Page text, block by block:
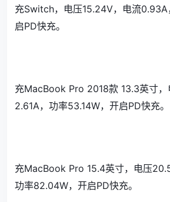
充Switch，电压15.24V，电流0.93A
启PD快充。
充MacBook Pro 2018款 13.3英寸
2.61A，功率53.14W，开启PD快充。
充MacBook Pro 15.4英寸，电压
功率82.04W，开启PD快充。